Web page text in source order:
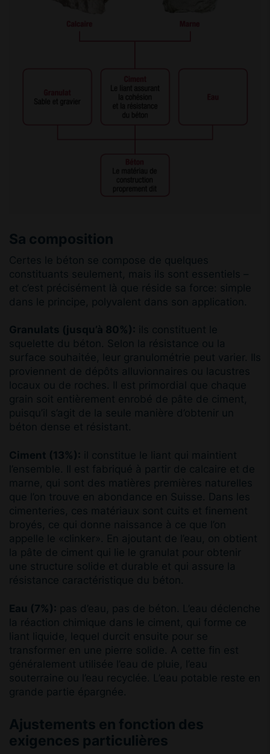
Sa composition
Certes le béton se compose de quelques
constituants seulement, mais ils sont essentiels –
et c’est précisément là que réside sa force: simple
dans le principe, polyvalent dans son application.
Granulats (jusqu’à 80%): ils constituent le
squelette du béton. Selon la résistance ou la
surface souhaitée, leur granulométrie peut varier. Ils
proviennent de dépôts alluvionnaires ou lacustres
locaux ou de roches. Il est primordial que chaque
grain soit entièrement enrobé de pâte de ciment,
puisqu’il s’agit de la seule manière d’obtenir un
béton dense et résistant.
Ciment (13%): il constitue le liant qui maintient
l’ensemble. Il est fabriqué à partir de calcaire et de
marne, qui sont des matières premières naturelles
que l’on trouve en abondance en Suisse. Dans les
cimenteries, ces matériaux sont cuits et finement
broyés, ce qui donne naissance à ce que l’on
appelle le «clinker». En ajoutant de l’eau, on obtient
la pâte de ciment qui lie le granulat pour obtenir
une structure solide et durable et qui assure la
résistance caractéristique du béton.
Eau (7%): pas d’eau, pas de béton. L’eau déclenche
la réaction chimique dans le ciment, qui forme ce
liant liquide, lequel durcit ensuite pour se
transformer en une pierre solide. A cette fin est
généralement utilisée l’eau de pluie, l’eau
souterraine ou l’eau recyclée. L’eau potable reste en
grande partie épargnée.
Ajustements en fonction des
exigences particulières